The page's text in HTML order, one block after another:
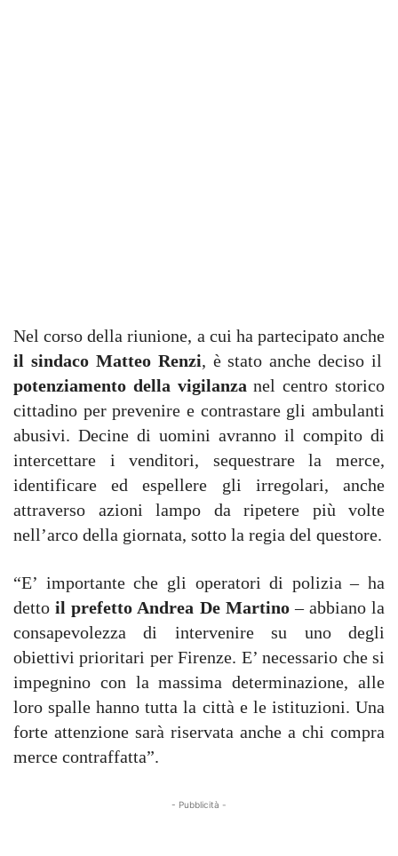
Nel corso della riunione, a cui ha partecipato anche
il sindaco Matteo Renzi, è stato anche deciso il
potenziamento della vigilanza nel centro storico
cittadino per prevenire e contrastare gli ambulanti
abusivi. Decine di uomini avranno il compito di
intercettare i venditori, sequestrare la merce,
identificare ed espellere gli irregolari, anche
attraverso azioni lampo da ripetere più volte
nell’arco della giornata, sotto la regia del questore.
“E’ importante che gli operatori di polizia – ha
detto il prefetto Andrea De Martino– abbiano la
consapevolezza di intervenire su uno degli
obiettivi prioritari per Firenze. E’ necessario che si
impegnino con la massima determinazione, alle
loro spalle hanno tutta la città e le istituzioni. Una
forte attenzione sarà riservata anche a chi compra
merce contraffatta”.
- Pubblicità -